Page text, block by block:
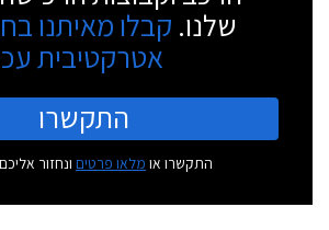
שלנו. קבלו מאיתנו
אטרקטיבית
התקשרו
התקשרו או מלאו פרטים ונחזור